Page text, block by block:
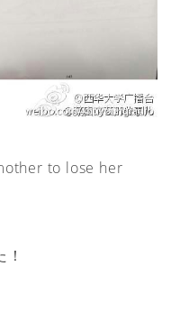
to lose her